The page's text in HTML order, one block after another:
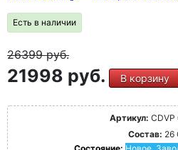
Есть в наличии
26399руб.
21998 руб. В корзину
Артикул: CDVP
Состав: 26